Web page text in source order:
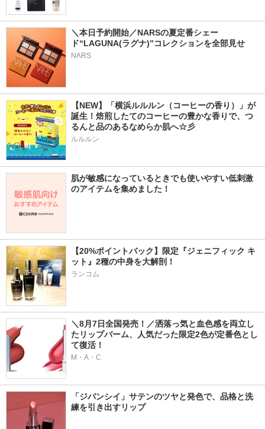
＼本日予約開始／NARSの夏定番シェー
ド“LAGUNA(ラグナ)”コレクションを全部見せ
NARS
【NEW】「横浜ルルルン（コーヒーの香り）」が
誕生！焙煎したてのコーヒーの豊かな香りで、つ
るんと品のあるなめらか肌へ☆彡
ルルルン
肌が敏感になっているときでも使いやすい低刺激
のアイテムを集めました！
【20%ポイントバック】限定『ジェニフィック キ
ット』2種の中身を大解剖！
ランコム
＼8月7日全国発売！／洒落っ気と血色感を両立し
たリップバーム、人気だった限定2色が定番色とし
て復活！
M・A・C
「ジバンシイ」サテンのツヤと発色で、品格と洗
練を引き出すリップ